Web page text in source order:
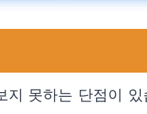
못하는 단점이